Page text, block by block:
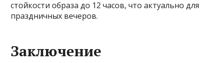
стойкости образа до 12 часов, что актуально для
праздничных вечеров.
Заключение